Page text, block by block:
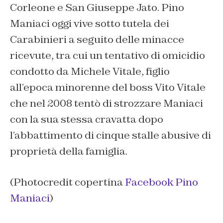
Corleone e San Giuseppe Jato. Pino
Maniaci oggi vive sotto tutela dei
Carabinieri a seguito delle minacce
ricevute, tra cui un tentativo di omicidio
condotto da Michele Vitale, figlio
all’epoca minorenne del boss Vito Vitale
che nel 2008 tentò di strozzare Maniaci
con la sua stessa cravatta dopo
l’abbattimento di cinque stalle abusive di
proprietà della famiglia.
(Photocredit copertinaFacebook Pino
Maniaci)